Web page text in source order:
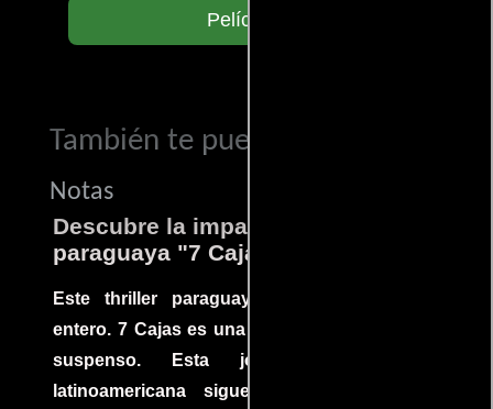
Películas
También te puede interesar...
Notas
Descubre la impactante película
paraguaya "7 Cajas"
Este thriller paraguayo cautivó al mundo
entero. 7 Cajas es una explosión de acción y
suspenso. Esta joya cinematográfica
latinoamericana sigue la historia de un